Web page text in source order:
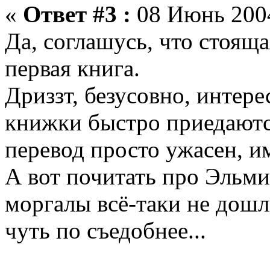
« Ответ #3 : 08 Июнь
Да, соглашусь, что
первая книга.
Дриззт, безусовно,
книжки быстро
перевод просто ужасен,
А вот почитать про
моргалы всё-таки не
чуть по съедобнее...